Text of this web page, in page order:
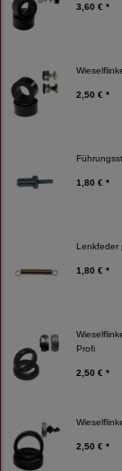
3,60 € *
2,50 € *
1,80 € *
Lenkfeder
1,80 € *
Profi
2,50 € *
2,50 € *